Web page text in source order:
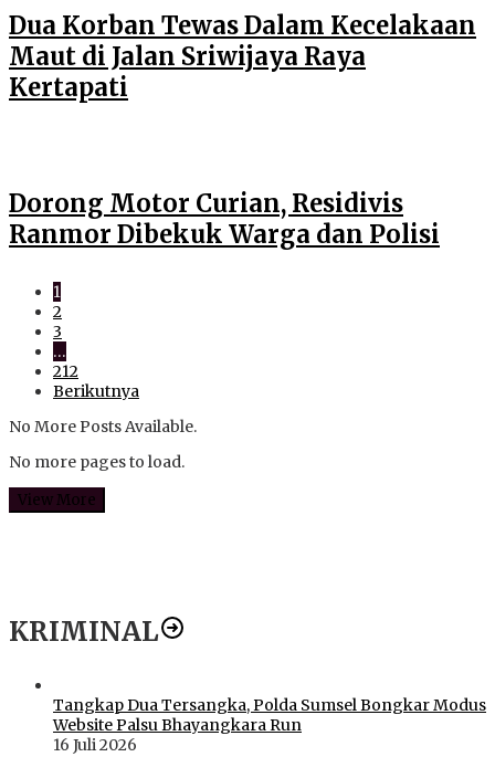
Dua Korban Tewas Dalam Kecelakaan
Maut di Jalan Sriwijaya Raya
Kertapati
Dorong Motor Curian, Residivis
Ranmor Dibekuk Warga dan Polisi
1
2
3
…
212
Berikutnya
No More Posts Available.
No more pages to load.
View More
KRIMINAL
Tangkap Dua Tersangka, Polda Sumsel Bongkar Modus
Website Palsu Bhayangkara Run
16 Juli 2026